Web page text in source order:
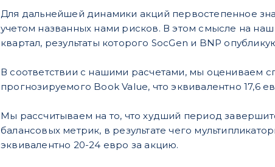
Для дальнейшей динамики акций первостепенное
учетом названных нами рисков. В этом смысле на
квартал, результаты которого SocGen и BNP
В соответствии с нашими расчетами, мы оцениваем
прогнозируемого Book Value, что эквивалентно 17,6
Мы рассчитываем на то, что худший период
балансовых метрик, в результате чего
эквивалентно 20-24 евро за акцию.